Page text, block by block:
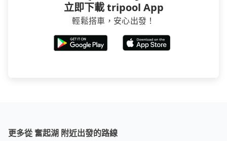
立即下載 tripool App
輕鬆搭車，安心出發！
更多從 奮起湖 附近出發的路線